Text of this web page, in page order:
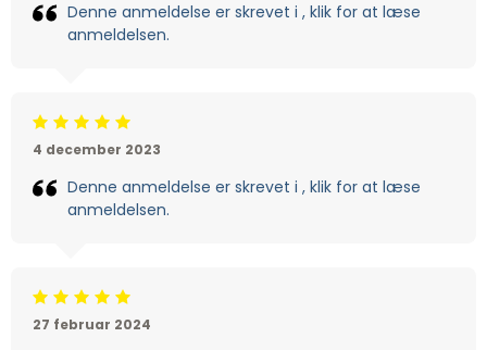
Denne anmeldelse er skrevet i , klik for at læse
anmeldelsen.
Beoordeling: 5/5
4 december 2023
Denne anmeldelse er skrevet i , klik for at læse
anmeldelsen.
Beoordeling: 5/5
27 februar 2024